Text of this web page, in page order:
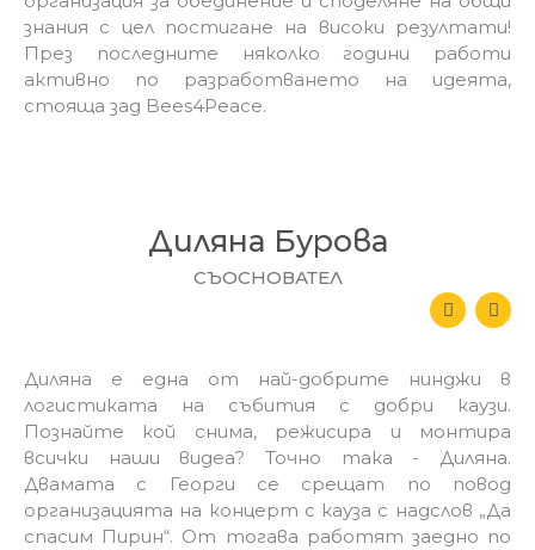
знания с цел постигане на високи резултати!
През последните няколко години работи
активно по разработването на идеята,
стояща зад Bees4Peace.
Диляна Бурова
СЪОСНОВАТЕЛ
L
i
n
e
d
n
-
i
n
E
n
v
o
p
e
Диляна е една от най-добрите нинджи в
логистиката на събития с добри каузи.
Познайте кой снима, режисира и монтира
всички наши видеа? Точно така - Диляна.
Двамата с Георги се срещат по повод
организацията на концерт с кауза с надслов „Да
спасим Пирин“. От тогава работят заедно по